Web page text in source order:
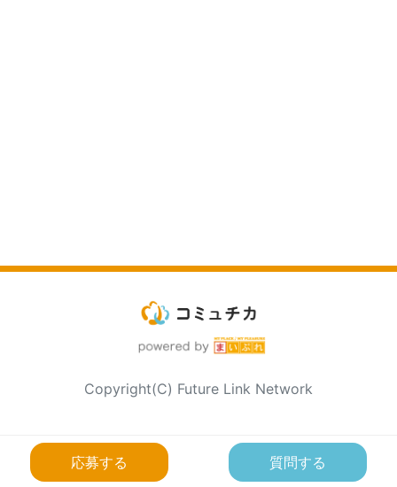
応募する 質問する
Copyright(C) Future Link Network